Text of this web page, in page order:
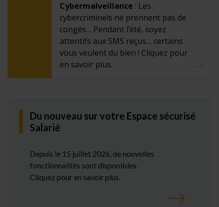
Cybermalveillance : Les
cybercriminels ne prennent pas de
congés… Pendant l’été, soyez
attentifs aux SMS reçus… certains
vous veulent du bien ! Cliquez pour
en savoir plus.
Du nouveau sur votre Espace sécurisé
Salarié
Depuis le 15 juillet 2026, de nouvelles
fonctionnalités sont disponibles.
Cliquez pour en savoir plus.